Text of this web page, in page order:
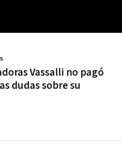
Vassalli no pagó
dudas sobre su